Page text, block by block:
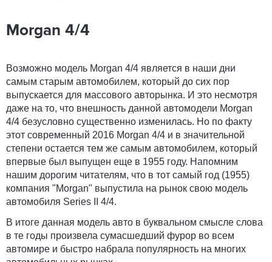
Morgan 4/4
Возможно модель Morgan 4/4 является в наши дни
самым старым автомобилем, который до сих пор
выпускается для массового авторынка. И это несмотря
даже на то, что внешность данной автомодели Morgan
4/4 безусловно существенно изменилась. Но по факту
этот современный 2016 Morgan 4/4 и в значительной
степени остается тем же самым автомобилем, который
впервые был выпущен еще в 1955 году. Напомним
нашим дорогим читателям, что в тот самый год (1955)
компания "Morgan" выпустила на рынок свою модель
автомобиля Series II 4/4.
В итоге данная модель авто в буквальном смысле слова
в те годы произвела сумасшедший фурор во всем
автомире и быстро набрала популярность на многих